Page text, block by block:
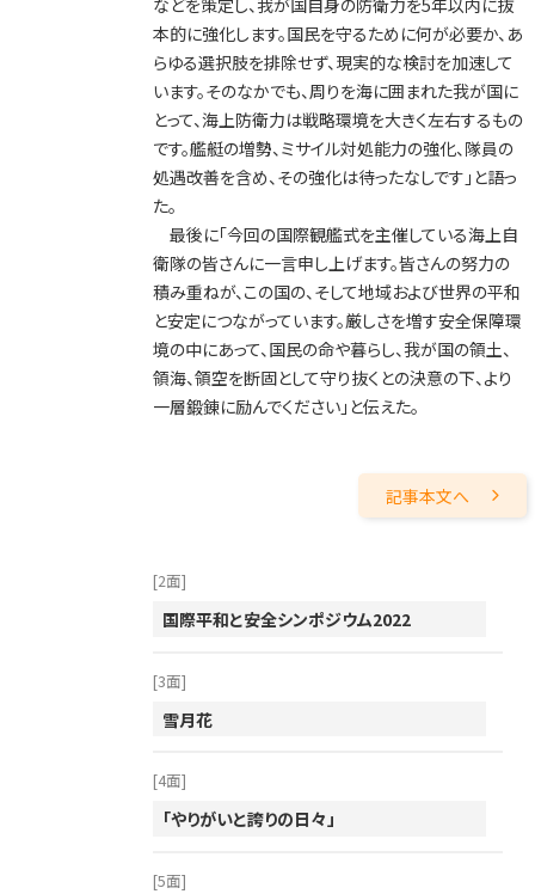
本的に強化します。国民を守るために何が必要か、あ
らゆる選択肢を排除せず、現実的な検討を加速して
います。そのなかでも、周りを海に囲まれた我が国に
とって、海上防衛力は戦略環境を大きく左右するもの
です。艦艇の増勢、ミサイル対処能力の強化、隊員の
処遇改善を含め、その強化は待ったなしです」と語っ
た。
最後に「今回の国際観艦式を主催している海上自
衛隊の皆さんに一言申し上げます。皆さんの努力の
積み重ねが、この国の、そして地域および世界の平和
と安定につながっています。厳しさを増す安全保障環
境の中にあって、国民の命や暮らし、我が国の領土、
領海、領空を断固として守り抜くとの決意の下、より
一層鍛錬に励んでください」と伝えた。
記事本文へ
[2面]
国際平和と安全シンポジウム2022
[3面]
雪月花
[4面]
「やりがいと誇りの日々」
[5面]